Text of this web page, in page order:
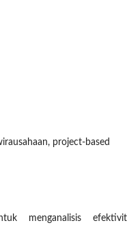
project-based
menganalisis